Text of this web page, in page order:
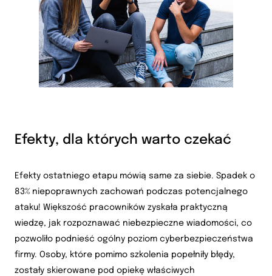
Efekty, dla których warto czekać
Efekty ostatniego etapu mówią same za siebie. Spadek o
83% niepoprawnych zachowań podczas potencjalnego
ataku! Większość pracowników zyskała praktyczną
wiedzę, jak rozpoznawać niebezpieczne wiadomości, co
pozwoliło podnieść ogólny poziom cyberbezpieczeństwa
firmy. Osoby, które pomimo szkolenia popełniły błędy,
zostały skierowane pod opiekę właściwych